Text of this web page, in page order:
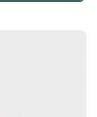
De
biedt
extra comfort